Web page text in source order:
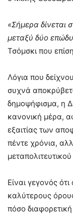
«Σήμερα δίνεται
μεταξύ δύο
Τσόμσκι που
Λόγια που
συχνά
δημοψήφισμα, η
κανονική μέρα,
εξαιτίας των
πέντε χρόνια,
Είναι γεγονός
καλύτερους
πόσο